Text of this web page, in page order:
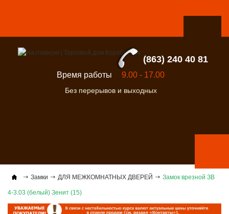
(863) 240 40 81
Время работы 9.00 - 17.00
Без перерывов и выходных
Замки ДЛЯ МЕЖКОМНАТНЫХ ДВЕРЕЙ Замок врезной ЗВ
4-3.03 (белый) Зенит (15)